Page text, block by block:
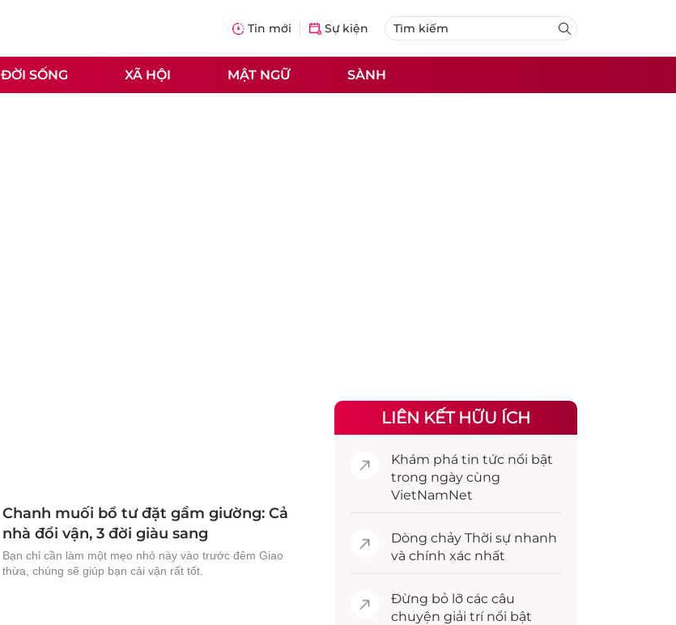
Tin mới Sự kiện
ĐỜI SỐNG XÃ HỘI MẬT NGỮ SÀNH
Chanh muối bổ tư đặt gầm giường: Cả
nhà đổi vận, 3 đời giàu sang
Bạn chỉ cần làm một mẹo nhỏ này vào trước đêm Giao
thừa, chúng sẽ giúp bạn cải vận rất tốt.
LIÊN KẾT HỮU ÍCH
Khám phá tin tức nổi bật
trong ngày cùng
VietNamNet
Dòng chảy Thời sự nhanh
và chính xác nhất
Đừng bỏ lỡ các câu
chuyện giải trínổi bật